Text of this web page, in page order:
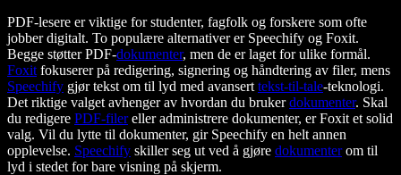
PDF-lesere er viktige for studenter, fagfolk og forskere som ofte
jobber digitalt. To populære alternativer er Speechify og Foxit.
Begge støtter PDF-dokumenter, men de er laget for ulike formål.
Foxit fokuserer på redigering, signering og håndtering av filer, mens
Speechify gjør tekst om til lyd med avansert tekst-til-tale-teknologi.
Det riktige valget avhenger av hvordan du brukerdokumenter. Skal
du redigere PDF-filereller administrere dokumenter, er Foxit et solid
valg. Vil du lytte til dokumenter, gir Speechify en helt annen
opplevelse. Speechify skiller seg ut ved å gjøre dokumenterom til
lyd i stedet for bare visning på skjerm.